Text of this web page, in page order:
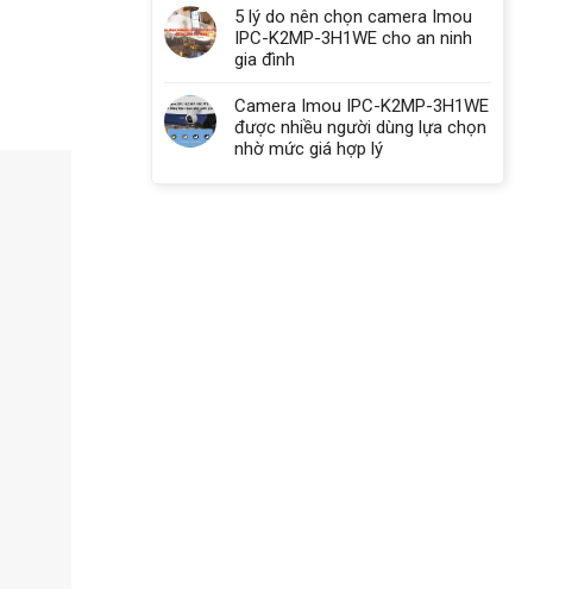
5 lý do nên chọn camera Imou
IPC-K2MP-3H1WE cho an ninh
gia đình
Camera Imou IPC-K2MP-3H1WE
được nhiều người dùng lựa chọn
nhờ mức giá hợp lý